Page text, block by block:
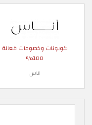
كوبونات وخصومات فعالة
100%
اناس